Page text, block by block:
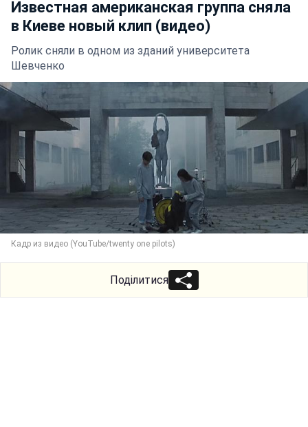
Известная американская группа сняла
в Киеве новый клип (видео)
Ролик сняли в одном из зданий университета
Шевченко
Кадр из видео (YouTube/twenty one pilots)
Поділитися